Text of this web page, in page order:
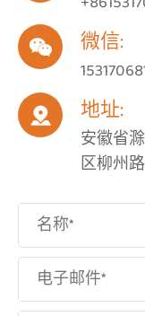
 微信:
 地址:
安徽省
区柳州